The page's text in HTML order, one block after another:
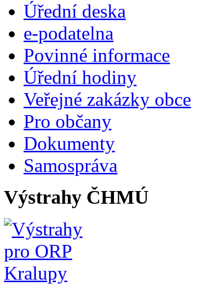
Úřední deska
e-podatelna
Povinné informace
Úřední hodiny
Veřejné zakázky obce
Pro občany
Dokumenty
Samospráva
Výstrahy ČHMÚ